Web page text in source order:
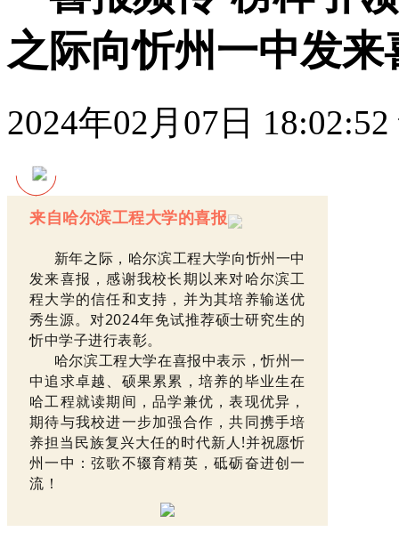
之际向忻州一中发来
2024年02月07日 18:02:52
来自哈尔滨工程大学的喜报
新年之际，哈尔滨工程大学向忻州一中
发来喜报，感谢我校长期以来对哈尔滨工
程大学的信任和支持，并为其培养输送优
秀生源。对2024年免试推荐硕士研究生的
忻中学子进行表彰。
哈尔滨工程大学在喜报中表示，忻州一
中追求卓越、硕果累累，培养的毕业生在
哈工程就读期间，品学兼优，表现优异，
期待与我校进一步加强合作，共同携手培
养担当民族复兴大任的时代新人!并祝愿忻
州一中：弦歌不辍育精英，砥砺奋进创一
流！